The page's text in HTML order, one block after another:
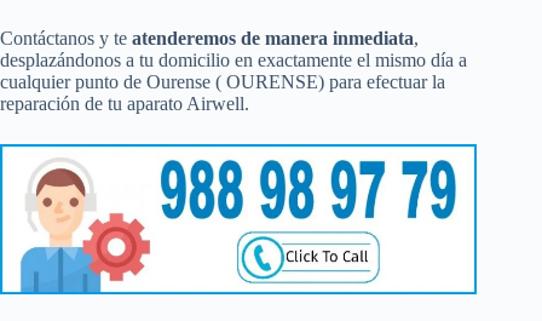
Contáctanos y te atenderemos de manera inmediata,
desplazándonos a tu domicilio en exactamente el mismo día a
cualquier punto de Ourense ( OURENSE) para efectuar la
reparación de tu aparato Airwell.